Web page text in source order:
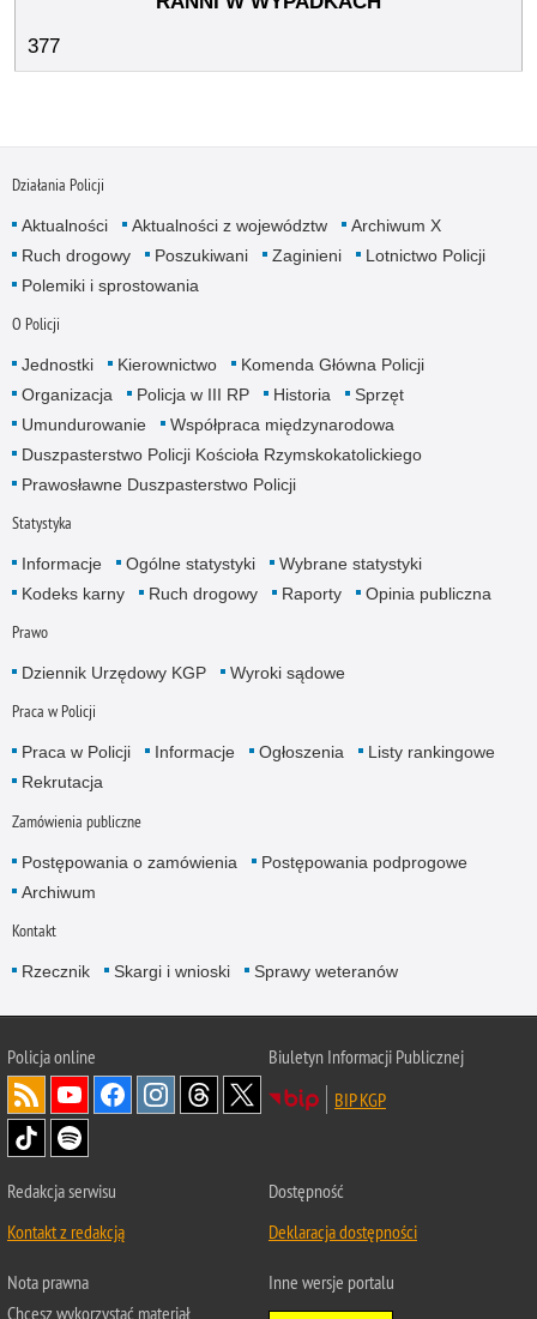
377
Działania Policji
Aktualności Aktualności z województw
Archiwum X
Ruch drogowy
Poszukiwani Zaginieni
Lotnictwo Policji
Polemiki i sprostowania
O Policji
Jednostki Kierownictwo
Komenda Główna Policji
Organizacja
Policja w III RP Historia
Sprzęt
Umundurowanie
Współpraca międzynarodowa
Duszpasterstwo Policji Kościoła Rzymskokatolickiego
Prawosławne Duszpasterstwo Policji
Statystyka
Informacje Ogólne statystyki
Wybrane statystyki
Kodeks karny
Ruch drogowy Raporty Opinia publiczna
Prawo
Dziennik Urzędowy KGP Wyroki sądowe
Praca w Policji
Praca w Policji Informacje Ogłoszenia
Listy rankingowe
Rekrutacja
Zamówienia publiczne
Postępowania o zamówienia
Postępowania podprogowe
Archiwum
Kontakt
Rzecznik Skargi i wnioski Sprawy weteranów
Policjaonline
Biuletyn Informacji Publicznej
BIP KGP
Redakcja serwisu
Kontakt z redakcją
Dostępność
Deklaracja dostępności
Nota prawna
Chcesz wykorzystać materiał
Inne wersje portalu